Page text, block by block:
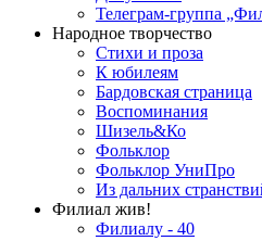
Телеграм-группа
Народное творчество
Стихи и проза
К юбилеям
Бардовская страница
Воспоминания
Шизель&Ко
Фольклор
Фольклор УниПро
Из дальних
Филиал жив!
Филиалу - 40